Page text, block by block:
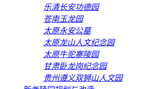
乐清长安功德园
苍南玉龙园
太原永安公墓
太原龙山人文纪念园
太原牛驼寨陵园
甘肃卧龙岗纪念园
贵州遵义双狮山人文园